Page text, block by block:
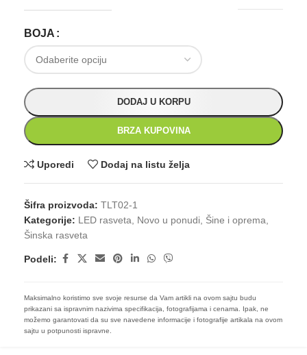
BOJA
DODAJ U KORPU
BRZA KUPOVINA
Uporedi Dodaj na listu želja
Šifra proizvoda: TLT02-1
Kategorije: LED rasveta, Novo u ponudi, Šine i oprema,
Šinska rasveta
Podeli:
Maksimalno koristimo sve svoje resurse da Vam artikli na ovom sajtu budu
prikazani sa ispravnim nazivima specifikacija, fotografijama i cenama. Ipak, ne
možemo garantovati da su sve navedene informacije i fotografije artikala na ovom
sajtu u potpunosti ispravne.